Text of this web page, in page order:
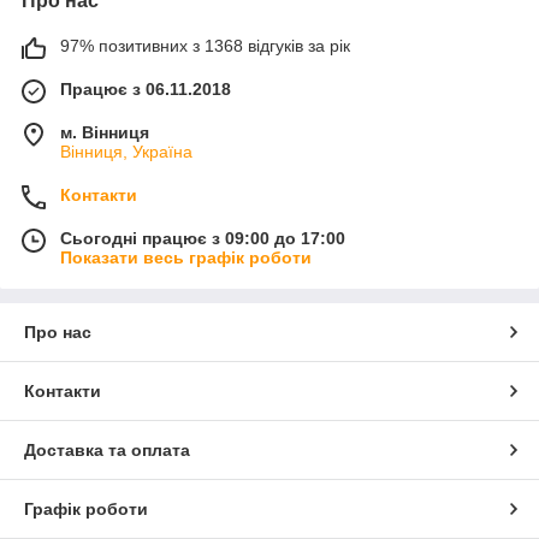
97% позитивних з 1368 відгуків за рік
Працює з 06.11.2018
м. Вінниця
Вінниця, Україна
Контакти
Сьогодні працює з 09:00 до 17:00
Показати весь графік роботи
Про нас
Контакти
Доставка та оплата
Графік роботи